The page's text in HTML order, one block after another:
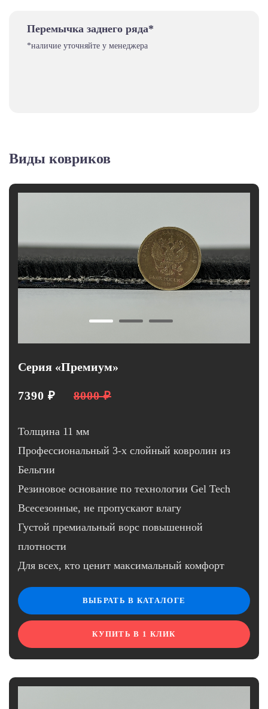
Перемычка заднего ряда*
*наличие уточняйте у менеджера
Виды ковриков
Серия «Премиум»
7390 ₽ 8000 ₽
Толщина 11 мм
Профессиональный 3-х слойный ковролин из
Бельгии
Резиновое основание по технологии Gel Tech
Всесезонные, не пропускают влагу
Густой премиальный ворс повышенной
плотности
Для всех, кто ценит максимальный комфорт
ВЫБРАТЬ В КАТАЛОГЕ
КУПИТЬ В 1 КЛИК